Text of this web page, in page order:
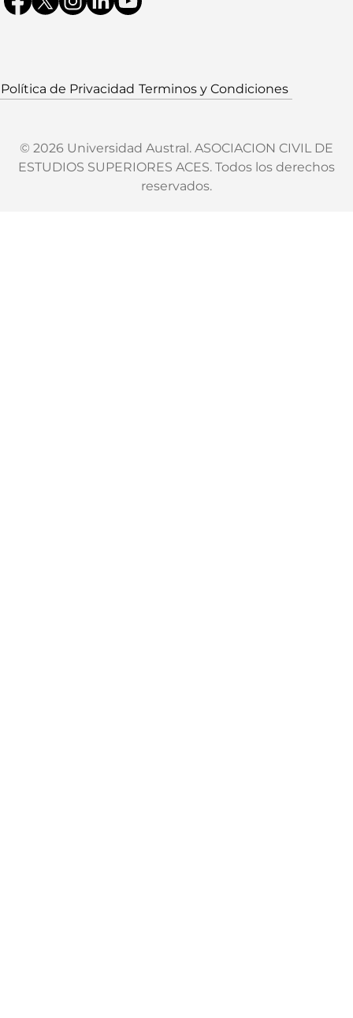
Política de Privacidad Terminos y Condiciones
© 2026 Universidad Austral. ASOCIACION CIVIL DE
ESTUDIOS SUPERIORES ACES. Todos los derechos
reservados.